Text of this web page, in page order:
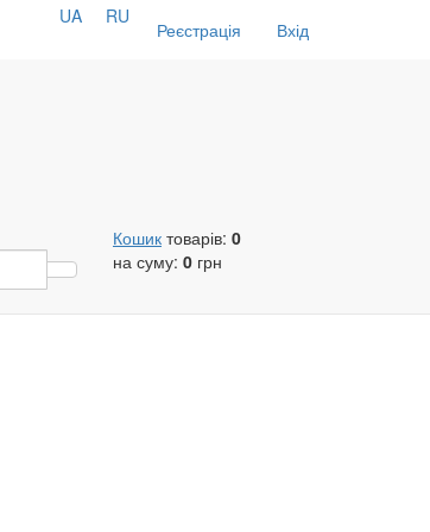
Реєстрація Вхід
UA RU
Кошик товарів: 0
на суму: 0 грн